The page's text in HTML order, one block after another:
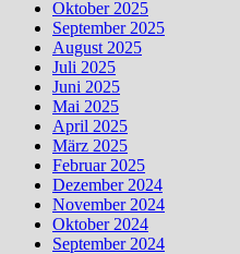
Oktober 2025
September 2025
August 2025
Juli 2025
Juni 2025
Mai 2025
April 2025
März 2025
Februar 2025
Dezember 2024
November 2024
Oktober 2024
September 2024